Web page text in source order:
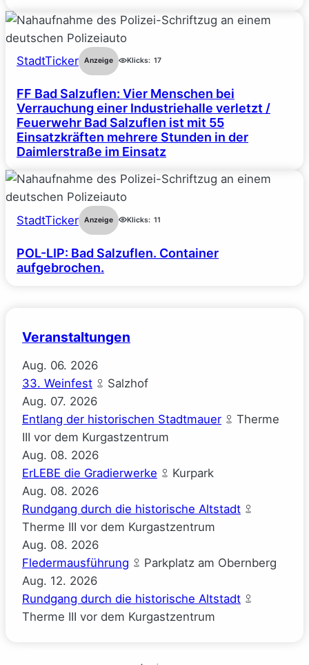
StadtTicker Anzeige Klicks: 17
FF Bad Salzuflen: Vier Menschen bei
Verrauchung einer Industriehalle verletzt /
Feuerwehr Bad Salzuflen ist mit 55
Einsatzkräften mehrere Stunden in der
Daimlerstraße im Einsatz
StadtTicker Anzeige Klicks: 11
POL-LIP: Bad Salzuflen. Container
aufgebrochen.
Veranstaltungen
Aug. 06. 2026
33. Weinfest
Salzhof
Aug. 07. 2026
Entlang der historischen Stadtmauer
Therme
III vor dem Kurgastzentrum
Aug. 08. 2026
ErLEBE die Gradierwerke
Kurpark
Aug. 08. 2026
Rundgang durch die historische Altstadt
Therme III vor dem Kurgastzentrum
Aug. 08. 2026
Fledermausführung
Parkplatz am Obernberg
Aug. 12. 2026
Rundgang durch die historische Altstadt
Therme III vor dem Kurgastzentrum